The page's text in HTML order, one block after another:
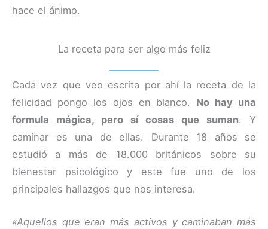
hace el ánimo.
La receta para ser algo más feliz
Cada vez que veo escrita por ahí la receta de la
felicidad pongo los ojos en blanco. No hay una
formula mágica, pero sí cosas que suman. Y
caminar es una de ellas. Durante 18 años se
estudió a más de 18.000 británicos sobre su
bienestar psicológico y este fue uno de los
principales hallazgos que nos interesa.
«Aquellos que eran más activos y caminaban más